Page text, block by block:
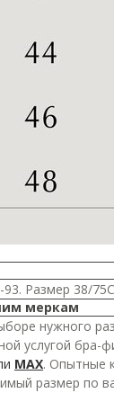
Размер 38/
меркам
нужного
услугой бра-
MAX. Опытные
размер по